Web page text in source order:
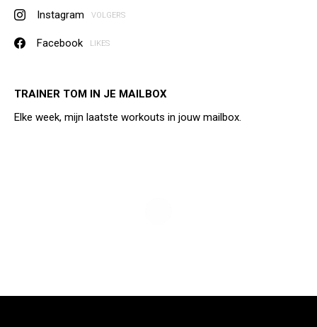
Instagram VOLGERS
Facebook LIKES
TRAINER TOM IN JE MAILBOX
Elke week, mijn laatste workouts in jouw mailbox.